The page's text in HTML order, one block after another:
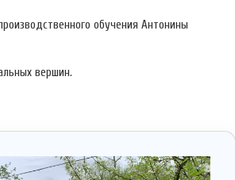
обучения Антонины
вершин.